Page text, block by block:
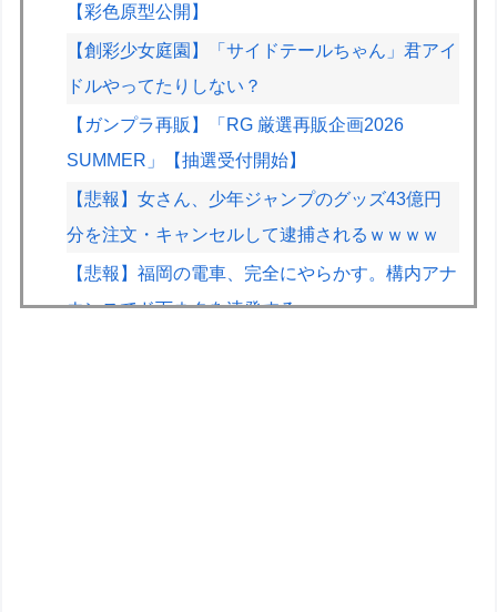
【彩色原型公開】
【創彩少女庭園】「サイドテールちゃん」君アイ
ドルやってたりしない？
【ガンプラ再販】「RG 厳選再販企画2026
SUMMER」【抽選受付開始】
【悲報】女さん、少年ジャンプのグッズ43億円
分を注文・キャンセルして逮捕されるｗｗｗｗ
【悲報】福岡の電車、完全にやらかす。構内アナ
ウンスでド下ネタを連発するｗｗｗｗｗ